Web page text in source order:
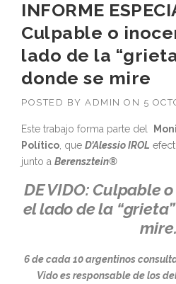
INFORME
Culpable o
lado de la
donde se mire
POSTED BY ADMIN ON 5
Este trabajo forma parte del
Político, que D’Alessio IROL
junto a Berensztein®
DE VIDO: Culpable
el lado de la
mire.
6 de cada 10 argentinos
Vido es responsable de los